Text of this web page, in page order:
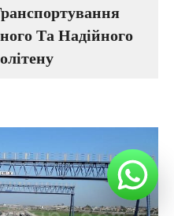
Та Надійного